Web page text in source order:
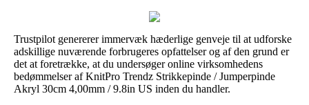
Trustpilot genererer immervæk hæderlige genveje til at udforske
adskillige nuværende forbrugeres opfattelser og af den grund er
det at foretrække, at du undersøger online virksomhedens
bedømmelser af KnitPro Trendz Strikkepinde / Jumperpinde
Akryl 30cm 4,00mm / 9.8in US inden du handler.